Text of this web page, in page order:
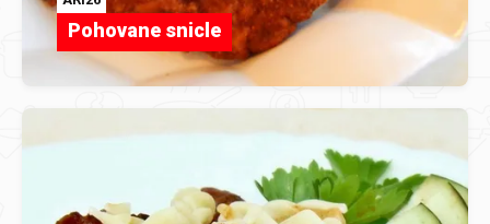
Pohovane snicle